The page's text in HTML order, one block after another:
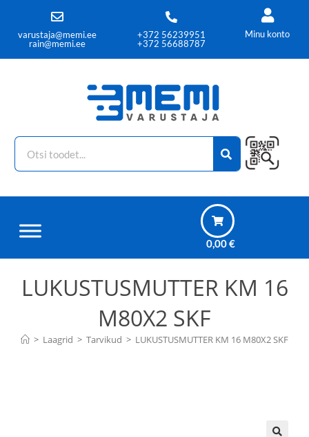
varustaja@memi.ee
rain@memi.ee
+372 56239951
+372 56688787
Minu konto
0,00€
LUKUSTUSMUTTER KM 16
M80X2 SKF
> Laagrid > Tarvikud > LUKUSTUSMUTTER KM 16 M80X2 SKF